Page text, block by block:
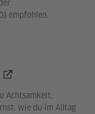
empfohlen.
Achtsamkeit,
wie du im Alltag